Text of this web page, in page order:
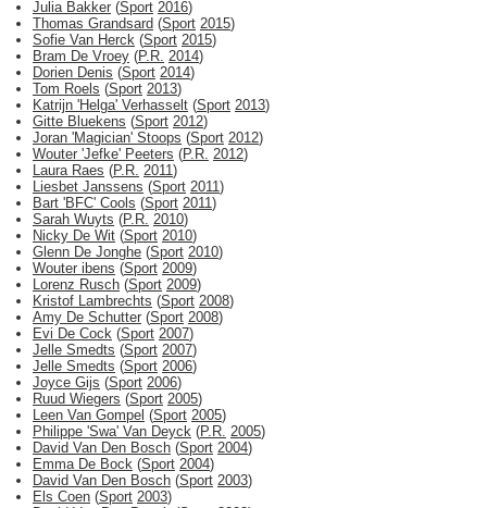
Julia Bakker (Sport 2016)
Thomas Grandsard (Sport 2015)
Sofie Van Herck (Sport 2015)
Bram De Vroey (P.R. 2014)
Dorien Denis (Sport 2014)
Tom Roels (Sport 2013)
Katrijn 'Helga' Verhasselt (Sport 2013)
Gitte Bluekens (Sport 2012)
Joran 'Magician' Stoops (Sport 2012)
Wouter 'Jefke' Peeters (P.R. 2012)
Laura Raes (P.R. 2011)
Liesbet Janssens (Sport 2011)
Bart 'BFC' Cools (Sport 2011)
Sarah Wuyts (P.R. 2010)
Nicky De Wit (Sport 2010)
Glenn De Jonghe (Sport 2010)
Wouter ibens (Sport 2009)
Lorenz Rusch (Sport 2009)
Kristof Lambrechts (Sport 2008)
Amy De Schutter (Sport 2008)
Evi De Cock (Sport 2007)
Jelle Smedts (Sport 2007)
Jelle Smedts (Sport 2006)
Joyce Gijs (Sport 2006)
Ruud Wiegers (Sport 2005)
Leen Van Gompel (Sport 2005)
Philippe 'Swa' Van Deyck (P.R. 2005)
David Van Den Bosch (Sport 2004)
Emma De Bock (Sport 2004)
David Van Den Bosch (Sport 2003)
Els Coen (Sport 2003)